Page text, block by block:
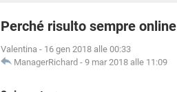
Perché risulto sempre
Valentina - 16 gen 2018 alle 00:33
ManagerRichard - 9 mar 2018 alle 11:09